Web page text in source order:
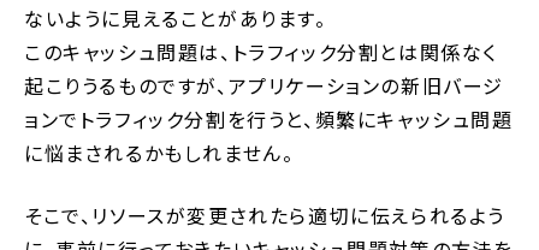
ないように見えることがあります。
このキャッシュ問題は、トラフィック分割とは関係なく
起こりうるものですが、アプリケーションの新旧バージ
ョンでトラフィック分割を行うと、頻繁にキャッシュ問題
に悩まされるかもしれません。
そこで、リソースが変更されたら適切に伝えられるよう